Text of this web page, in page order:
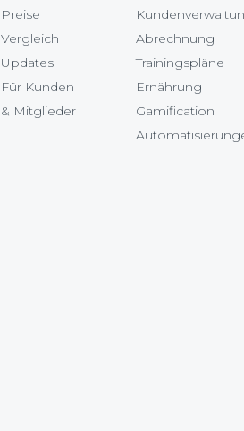
Preise
Vergleich
Updates
Für Kunden
& Mitglieder
Abrechnung
Trainingspläne
Ernährung
Gamification